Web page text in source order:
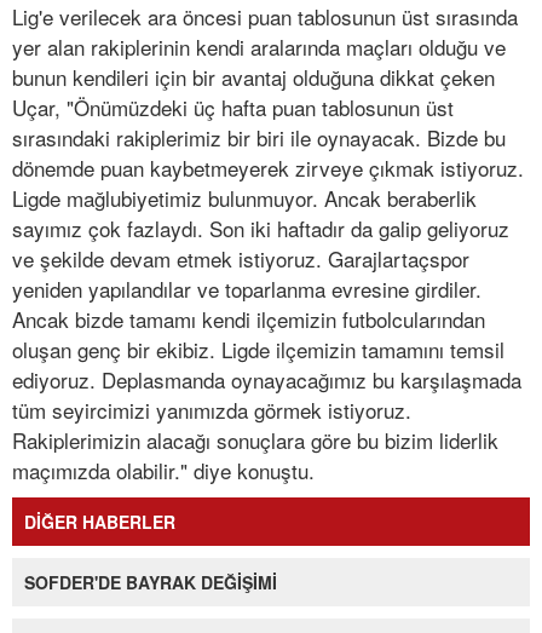
Lig'e verilecek ara öncesi puan tablosunun üst sırasında
yer alan rakiplerinin kendi aralarında maçları olduğu ve
bunun kendileri için bir avantaj olduğuna dikkat çeken
Uçar, "Önümüzdeki üç hafta puan tablosunun üst
sırasındaki rakiplerimiz bir biri ile oynayacak. Bizde bu
dönemde puan kaybetmeyerek zirveye çıkmak istiyoruz.
Ligde mağlubiyetimiz bulunmuyor. Ancak beraberlik
sayımız çok fazlaydı. Son iki haftadır da galip geliyoruz
ve şekilde devam etmek istiyoruz. Garajlartaçspor
yeniden yapılandılar ve toparlanma evresine girdiler.
Ancak bizde tamamı kendi ilçemizin futbolcularından
oluşan genç bir ekibiz. Ligde ilçemizin tamamını temsil
ediyoruz. Deplasmanda oynayacağımız bu karşılaşmada
tüm seyircimizi yanımızda görmek istiyoruz.
Rakiplerimizin alacağı sonuçlara göre bu bizim liderlik
maçımızda olabilir." diye konuştu.
DİĞER HABERLER
SOFDER'DE BAYRAK DEĞİŞİMİ